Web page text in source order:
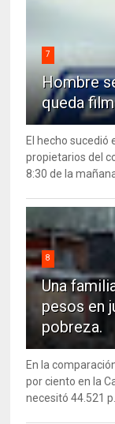
7
Hombre
queda
El hecho sucedió
propietarios del
8:30 de la
8
Una
pesos en
pobreza.
En la
por ciento en la
necesitó 44.521